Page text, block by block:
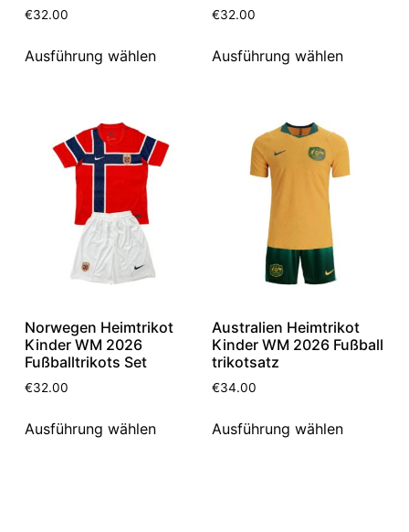
€32.00
Ausführung wählen
€32.00
Ausführung wählen
Norwegen Heimtrikot
Kinder WM 2026
Fußballtrikots Set
€32.00
Ausführung wählen
Australien Heimtrikot
Kinder WM 2026 Fußball
trikotsatz
€34.00
Ausführung wählen